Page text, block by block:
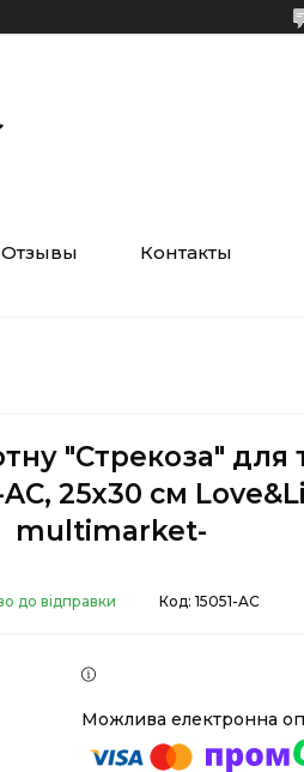
Отзывы Контакты
"Стрекоза" для
AC, 25х30 см
multimarket-
до відправки Код: 15051-AC